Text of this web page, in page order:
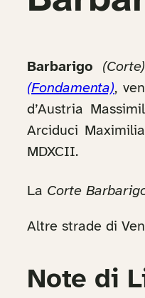
Barbarigo (Corte)
(Fondamenta),
d’Austria
Arciduci
MDXCII.
La Corte
Altre strade di
Note di